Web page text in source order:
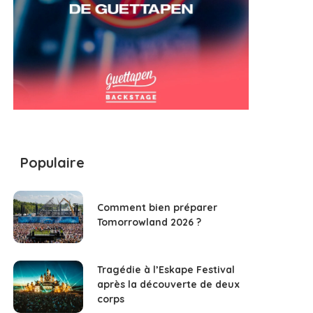
Populaire
Comment bien préparer
Tomorrowland 2026 ?
Tragédie à l’Eskape Festival
après la découverte de deux
corps